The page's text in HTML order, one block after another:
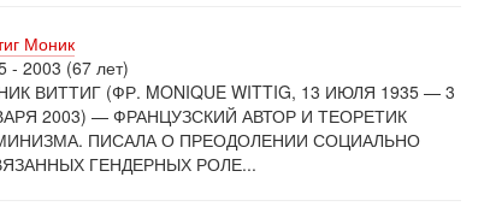
Моник
- 2003 (67 лет)
ВИТТИГ (ФР. MONIQUE WITTIG, 13 ИЮЛЯ 1935 — 3
2003) — ФРАНЦУЗСКИЙ АВТОР И ТЕОРЕТИК
ПИСАЛА О ПРЕОДОЛЕНИИ СОЦИАЛЬНО
ГЕНДЕРНЫХ РОЛЕ...